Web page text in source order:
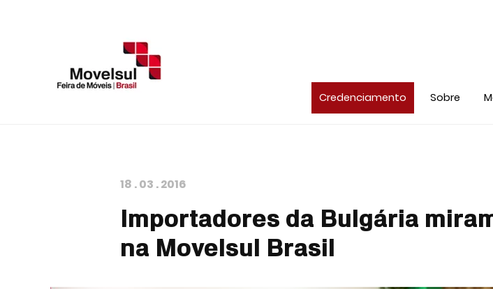
Credenciamento Sobre
18 .03 .2016
Importadores da Bulgária
na Movelsul Brasil